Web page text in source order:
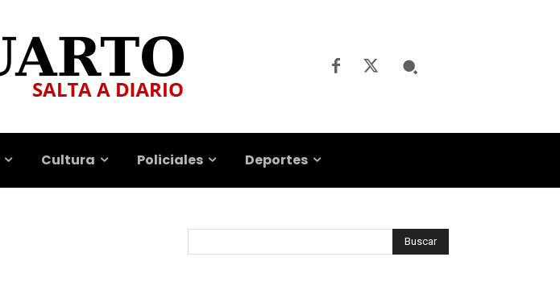
Cultura Policiales Deportes